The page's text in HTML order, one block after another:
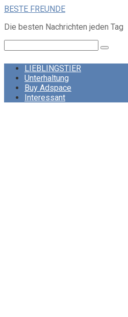
Skip
content
BESTE FREUNDE
Die besten Nachrichten jeden Tag
LIEBLINGSTIER
Unterhaltung
Buy Adspace
Interessant